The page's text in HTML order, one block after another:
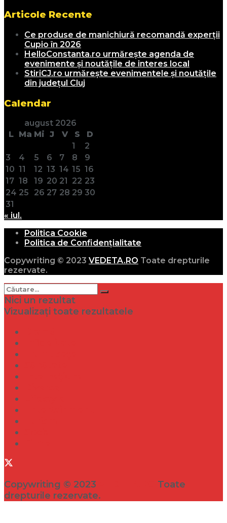
Articole Recente
Ce produse de manichiură recomandă experții
Cupio în 2026
HelloConstanta.ro urmărește agenda de
evenimente și noutățile de interes local
StiriCJ.ro urmărește evenimentele și noutățile
din județul Cluj
Calendar
august 2026
L Ma Mi J V S
D
1
2
3
4 5 6 7 8
9
10 11 12 13 14 15 16
17 18 19 20 21 22 23
24 25 26 27 28 29 30
31
« iul.
Politica Cookie
Politica de Confidențialitate
Copywriting © 2023 VEDETA.RO Toate drepturile
rezervate.
Nici un rezultat
Vizualizați toate rezultatele
Copywriting © 2023
Toate
drepturile rezervate.